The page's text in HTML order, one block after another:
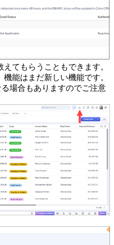
えてもらうこともできます。
能はまだ新しい機能です。
場合もありますのでご注意